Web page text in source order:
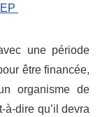
une période
être financée,
organisme de
à-dire qu’il devra